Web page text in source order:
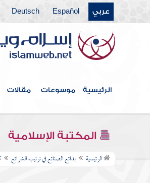
عربي Español
Deutsch
الرئيسية موسوعات مقالات
المكتبة الإسلامية
الرئيسية بدائع الصنائع في ترتيب الشرائع
الاستيفاء
وجوب الدية
كيفية وجوب الدية
بيان من يجب عليه ومن
أحكام جناية الحر على العبد
بيان ما يصير به المولى